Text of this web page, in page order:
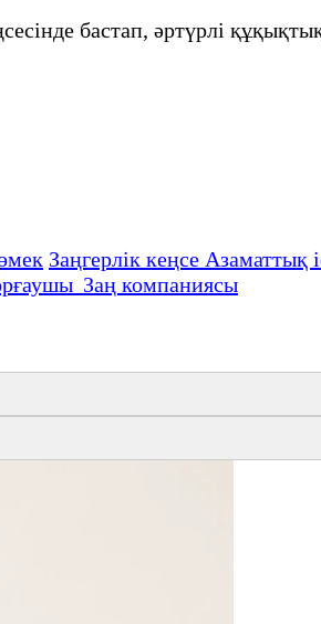
бастап, әртүрлі
Заңгерлік кеңсе Азаматтық
Заң компаниясы